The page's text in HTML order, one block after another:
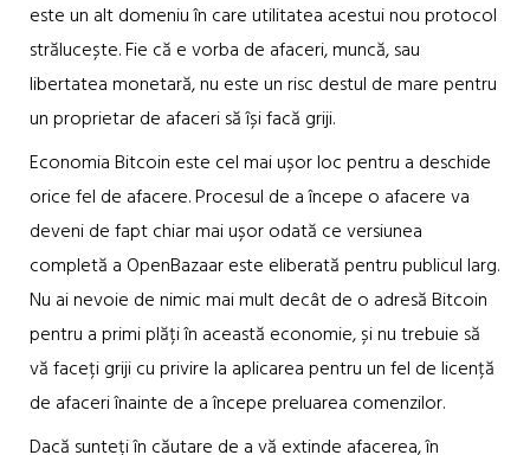
este un alt domeniu în care utilitatea acestui nou protocol
strălucește. Fie că e vorba de afaceri, muncă, sau
libertatea monetară, nu este un risc destul de mare pentru
un proprietar de afaceri să își facă griji.
Economia Bitcoin este cel mai ușor loc pentru a deschide
orice fel de afacere. Procesul de a începe o afacere va
deveni de fapt chiar mai ușor odată ce versiunea
completă a OpenBazaar este eliberată pentru publicul larg.
Nu ai nevoie de nimic mai mult decât de o adresă Bitcoin
pentru a primi plăți în această economie, și nu trebuie să
vă faceți griji cu privire la aplicarea pentru un fel de licență
de afaceri înainte de a începe preluarea comenzilor.
Dacă sunteți în căutare de a vă extinde afacerea, în